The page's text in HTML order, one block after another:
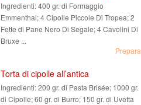
Ingredienti:400 gr. di Formaggio
Emmenthal; 4 Cipolle Piccole Di Tropea; 2
Fette di Pane Nero Di Segale; 4 Cavolini Di
Bruxe ...
Prepara
Torta di cipolle all’antica
Ingredienti:200 gr. di Pasta Brisée; 1000 gr.
di Cipolle; 60 gr. di Burro; 150 gr. di Uvetta